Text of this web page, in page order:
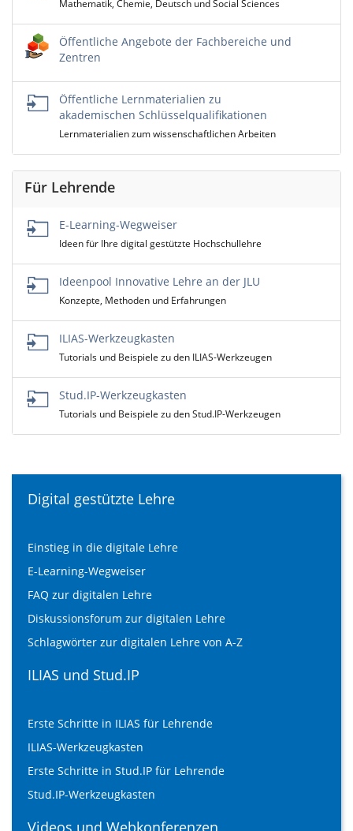
Mathematik, Chemie, Deutsch und Social Sciences
Öffentliche Angebote der Fachbereiche und
Zentren
Öffentliche Lernmaterialien zu
akademischen Schlüsselqualifikationen
Lernmaterialien zum wissenschaftlichen Arbeiten
Für Lehrende
E-Learning-Wegweiser
Ideen für Ihre digital gestützte Hochschullehre
Ideenpool Innovative Lehre an der JLU
Konzepte, Methoden und Erfahrungen
ILIAS-Werkzeugkasten
Tutorials und Beispiele zu den ILIAS-Werkzeugen
Stud.IP-Werkzeugkasten
Tutorials und Beispiele zu den Stud.IP-Werkzeugen
Digital gestützte Lehre
Einstieg in die digitale Lehre
E-Learning-Wegweiser
FAQ zur digitalen Lehre
Diskussionsforum zur digitalen Lehre
Schlagwörter zur digitalen Lehre von A-Z
ILIAS und Stud.IP
Erste Schritte in ILIAS für Lehrende
ILIAS-Werkzeugkasten
Erste Schritte in Stud.IP für Lehrende
Stud.IP-Werkzeugkasten
Videos und Webkonferenzen